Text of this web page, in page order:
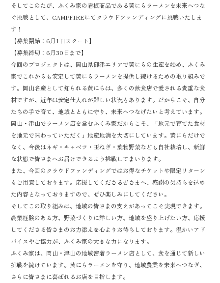
そしてこのたび、ふくみ家の看板商品である黄にらラーメンを未来へつな
ぐ挑戦として、CAMPFIREにてクラウドファンディングに挑戦いたしま
す！
【募集開始：6月1日スタート】
【募集締切：6月30日まで】
今回のプロジェクトは、岡山県御津エリアで黄にらの生産を始め、ふくみ
家でこれからも安定して黄にらラーメンを提供し続けるための取り組みで
す。岡山名産として知られる黄にらは、多くの飲食店で愛される貴重な食
材ですが、近年は安定仕入れが難しい状況もあります。だからこそ、自分
たちの手で育て、地域とともに守り、未来へつなげたいと考えています。
岡山・津山でラーメン店を営むふくみ家だからこそ、「地元で育てた食材
を地元で味わっていただく」地産地消を大切にしています。黄にらだけで
なく、今後はネギ・キャベツ・玉ねぎ・葉物野菜なども自社栽培し、新鮮
な状態で皆さまへお届けできるよう挑戦してまいります。
また、今回のクラウドファンディングではお得なチケットや限定リターン
もご用意しております。応援してくださる皆さまへ、感謝の気持ちを込め
た内容となっておりますので、ぜひ楽しみにしてください。
そしてこの取り組みは、地域の皆さまの支えがあってこそ実現できます。
農業経験のある方、野菜づくりに詳しい方、地域を盛り上げたい方、応援
してくださる皆さまのお力添えを心よりお待ちしております。温かいアド
バイスやご協力が、ふくみ家の大きな力になります。
ふくみ家は、岡山・津山の地域密着ラーメン店として、食を通じて新しい
挑戦を続けています。黄にらラーメンを守り、地域農業を未来へつなぎ、
さらに皆さまに喜ばれるお店を目指します。